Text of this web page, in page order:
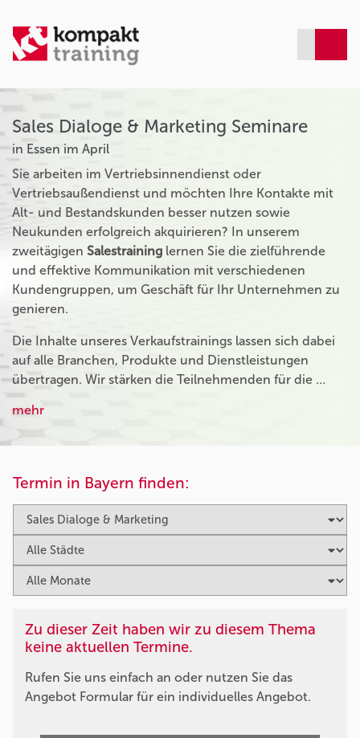
Sales Dialoge & Marketing Seminare
in Essen im April
Sie arbeiten im Vertriebsinnendienst oder
Vertriebsaußendienst und möchten Ihre Kontakte mit
Alt- und Bestandskunden besser nutzen sowie
Neukunden erfolgreich akquirieren? In unserem
zweitägigen Salestraining lernen Sie die zielführende
und effektive Kommunikation mit verschiedenen
Kundengruppen, um Geschäft für Ihr Unternehmen zu
genieren.
Die Inhalte unseres Verkaufstrainings lassen sich dabei
auf alle Branchen, Produkte und Dienstleistungen
übertragen. Wir stärken die Teilnehmenden für die …
mehr
Termin in Bayern finden:
Zu dieser Zeit haben wir zu diesem Thema
keine aktuellen Termine.
Rufen Sie uns einfach an oder nutzen Sie das
Angebot Formular für ein individuelles Angebot.